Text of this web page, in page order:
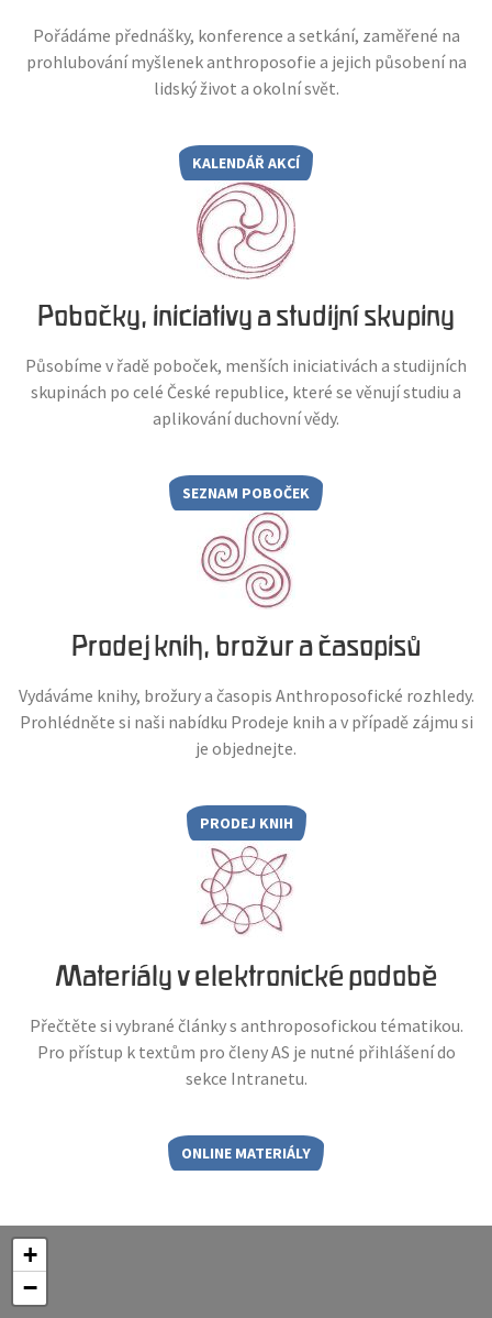
Pořádáme přednášky, konference a setkání, zaměřené na
prohlubování myšlenek anthroposofie a jejich působení na
lidský život a okolní svět.
KALENDÁŘ AKCÍ
Pobočky, iniciativy a studijní skupiny
Působíme v řadě poboček, menších iniciativách a studijních
skupinách po celé České republice, které se věnují studiu a
aplikování duchovní vědy.
SEZNAM POBOČEK
Prodej knih, brožur a časopisů
Vydáváme knihy, brožury a časopis Anthroposofické rozhledy.
Prohlédněte si naši nabídku Prodeje knih a v případě zájmu si
je objednejte.
PRODEJ KNIH
Materiály v elektronické podobě
Přečtěte si vybrané články s anthroposofickou tématikou.
Pro přístup k textům pro členy AS je nutné přihlášení do
sekce Intranetu.
ONLINE MATERIÁLY
+
−